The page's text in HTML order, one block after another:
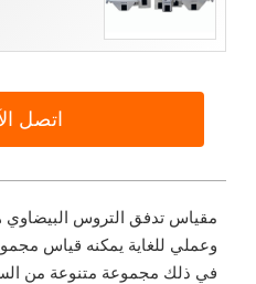
اتصل
مقياس تدفق التروس
وعملي للغاية يمكنه قياس
في ذلك مجموعة متنوعة من